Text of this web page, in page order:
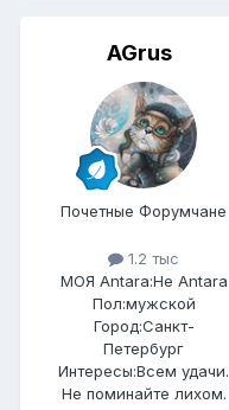
AGrus
Почетные Форумчане
1.2 тыс
МОЯ Antara:Не Antara
Пол:мужской
Город:Санкт-
Петербург
Интересы:Всем удачи.
Не поминайте лихом.